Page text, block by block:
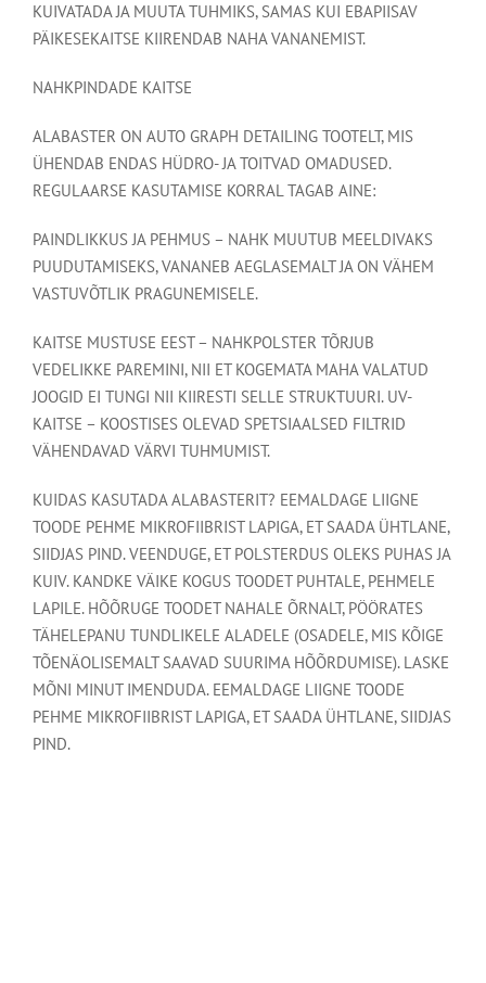
KUIVATADA JA MUUTA TUHMIKS, SAMAS KUI EBAPIISAV
PÄIKESEKAITSE KIIRENDAB NAHA VANANEMIST.
NAHKPINDADE KAITSE
ALABASTER ON AUTO GRAPH DETAILING TOOTELT, MIS
ÜHENDAB ENDAS HÜDRO- JA TOITVAD OMADUSED.
REGULAARSE KASUTAMISE KORRAL TAGAB AINE:
PAINDLIKKUS JA PEHMUS – NAHK MUUTUB MEELDIVAKS
PUUDUTAMISEKS, VANANEB AEGLASEMALT JA ON VÄHEM
VASTUVÕTLIK PRAGUNEMISELE.
KAITSE MUSTUSE EEST – NAHKPOLSTER TÕRJUB
VEDELIKKE PAREMINI, NII ET KOGEMATA MAHA VALATUD
JOOGID EI TUNGI NII KIIRESTI SELLE STRUKTUURI. UV-
KAITSE – KOOSTISES OLEVAD SPETSIAALSED FILTRID
VÄHENDAVAD VÄRVI TUHMUMIST.
KUIDAS KASUTADA ALABASTERIT? EEMALDAGE LIIGNE
TOODE PEHME MIKROFIIBRIST LAPIGA, ET SAADA ÜHTLANE,
SIIDJAS PIND. VEENDUGE, ET POLSTERDUS OLEKS PUHAS JA
KUIV. KANDKE VÄIKE KOGUS TOODET PUHTALE, PEHMELE
LAPILE. HÕÕRUGE TOODET NAHALE ÕRNALT, PÖÖRATES
TÄHELEPANU TUNDLIKELE ALADELE (OSADELE, MIS KÕIGE
TÕENÄOLISEMALT SAAVAD SUURIMA HÕÕRDUMISE). LASKE
MÕNI MINUT IMENDUDA. EEMALDAGE LIIGNE TOODE
PEHME MIKROFIIBRIST LAPIGA, ET SAADA ÜHTLANE, SIIDJAS
PIND.